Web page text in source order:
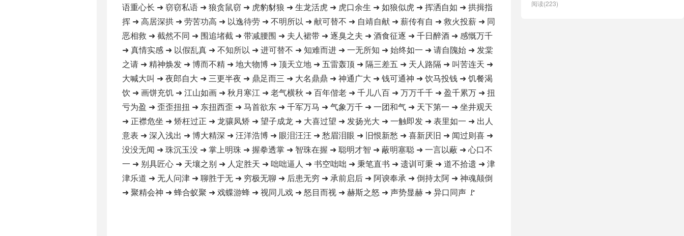
语重心长 ➜ 窃窃私语 ➜ 狼贪鼠窃 ➜ 虎豹豺狼 ➜ 生龙活虎 ➜ 虎口余生 ➜ 如狼似虎 ➜ 挥洒自如 ➜ 拱揖指
挥 ➜ 高居深拱 ➜ 劳苦功高 ➜ 以逸待劳 ➜ 不明所以 ➜ 献可替不 ➜ 自靖自献 ➜ 薪传有自 ➜ 救火投薪 ➜ 同
恶相救 ➜ 截然不同 ➜ 围追堵截 ➜ 带减腰围 ➜ 夫人裙带 ➜ 逐臭之夫 ➜ 酒食征逐 ➜ 千日醉酒 ➜ 感慨万千
➜ 真情实感 ➜ 以假乱真 ➜ 不知所以 ➜ 进可替不 ➜ 知难而进 ➜ 一无所知 ➜ 始终如一 ➜ 请自隗始 ➜ 发棠
之请 ➜ 精神焕发 ➜ 博而不精 ➜ 地大物博 ➜ 顶天立地 ➜ 五雷轰顶 ➜ 隔三差五 ➜ 天人路隔 ➜ 叫苦连天 ➜
大喊大叫 ➜ 夜郎自大 ➜ 三更半夜 ➜ 鼎足而三 ➜ 大名鼎鼎 ➜ 神通广大 ➜ 钱可通神 ➜ 饮马投钱 ➜ 饥餐渴
饮 ➜ 画饼充饥 ➜ 江山如画 ➜ 秋月寒江 ➜ 老气横秋 ➜ 百年偕老 ➜ 千儿八百 ➜ 万万千千 ➜ 盈千累万 ➜ 扭
亏为盈 ➜ 歪歪扭扭 ➜ 东扭西歪 ➜ 马首欲东 ➜ 千军万马 ➜ 气象万千 ➜ 一团和气 ➜ 天下第一 ➜ 坐井观天
➜ 正襟危坐 ➜ 矫枉过正 ➜ 龙骧凤矫 ➜ 望子成龙 ➜ 大喜过望 ➜ 发扬光大 ➜ 一触即发 ➜ 表里如一 ➜ 出人
意表 ➜ 深入浅出 ➜ 博大精深 ➜ 汪洋浩博 ➜ 眼泪汪汪 ➜ 愁眉泪眼 ➜ 旧恨新愁 ➜ 喜新厌旧 ➜ 闻过则喜 ➜
没没无闻 ➜ 珠沉玉没 ➜ 掌上明珠 ➜ 握拳透掌 ➜ 智珠在握 ➜ 聪明才智 ➜ 蔽明塞聪 ➜ 一言以蔽 ➜ 心口不
一 ➜ 别具匠心 ➜ 天壤之别 ➜ 人定胜天 ➜ 咄咄逼人 ➜ 书空咄咄 ➜ 秉笔直书 ➜ 遗训可秉 ➜ 道不拾遗 ➜ 津
津乐道 ➜ 无人问津 ➜ 聊胜于无 ➜ 穷极无聊 ➜ 后患无穷 ➜ 承前启后 ➜ 阿谀奉承 ➜ 倒持太阿 ➜ 神魂颠倒
➜ 聚精会神 ➜ 蜂合蚁聚 ➜ 戏蝶游蜂 ➜ 视同儿戏 ➜ 怒目而视 ➜ 赫斯之怒 ➜ 声势显赫 ➜ 异口同声 🚩
阅读(223)